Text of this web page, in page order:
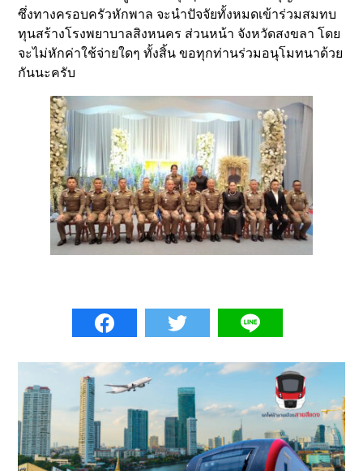
ซึ่งทางครอบครัวหักพาล จะนำปัจจัยทั้งหมดเข้าร่วมสมทบ
ทุนสร้างโรงพยาบาลสิงหนคร ส่วนหน้า จังหวัดสงขลา โดย
จะไม่หักค่าใช้จ่ายใดๆ ทั้งสิ้น ขอทุกท่านร่วมอนุโมทนาด้วย
กันนะครับ